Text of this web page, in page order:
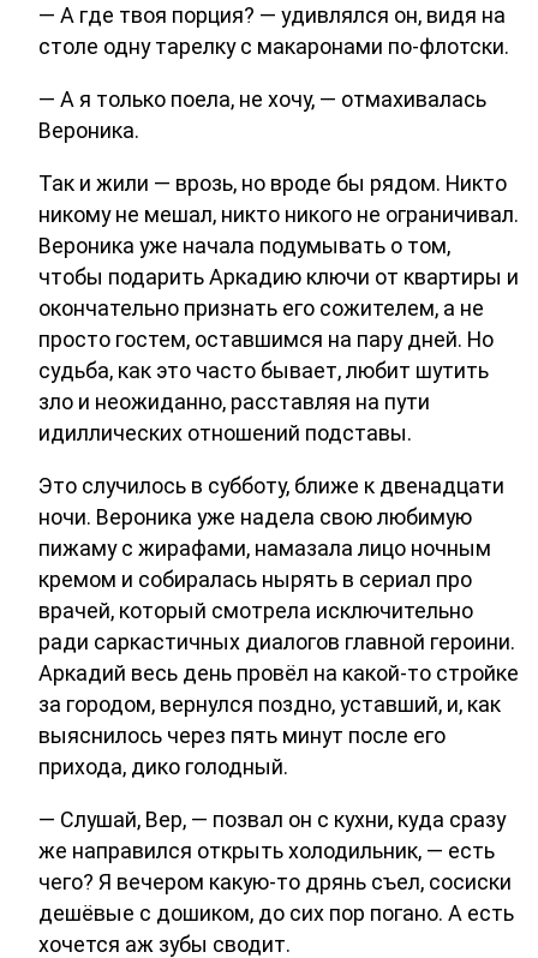
— А где твоя порция? — удивлялся он, видя на
столе одну тарелку с макаронами по-флотски.
— А я только поела, не хочу, — отмахивалась
Вероника.
Так и жили — врозь, но вроде бы рядом. Никто
никому не мешал, никто никого не ограничивал.
Вероника уже начала подумывать о том,
чтобы подарить Аркадию ключи от квартиры и
окончательно признать его сожителем, а не
просто гостем, оставшимся на пару дней. Но
судьба, как это часто бывает, любит шутить
зло и неожиданно, расставляя на пути
идиллических отношений подставы.
Это случилось в субботу, ближе к двенадцати
ночи. Вероника уже надела свою любимую
пижаму с жирафами, намазала лицо ночным
кремом и собиралась нырять в сериал про
врачей, который смотрела исключительно
ради саркастичных диалогов главной героини.
Аркадий весь день провёл на какой-то стройке
за городом, вернулся поздно, уставший, и, как
выяснилось через пять минут после его
прихода, дико голодный.
— Слушай, Вер, — позвал он с кухни, куда сразу
же направился открыть холодильник, — есть
чего? Я вечером какую-то дрянь съел, сосиски
дешёвые с дошиком, до сих пор погано. А есть
хочется аж зубы сводит.